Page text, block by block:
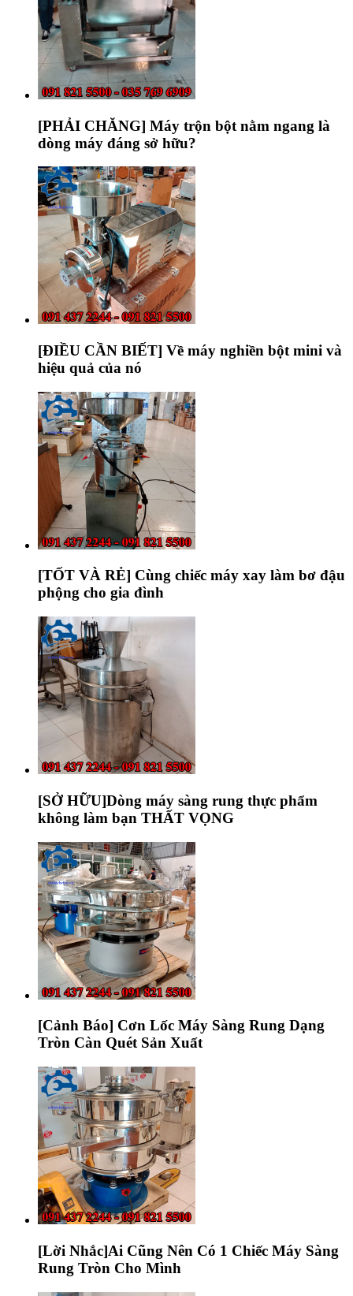
[PHẢI CHĂNG] Máy trộn bột nằm ngang là
dòng máy đáng sở hữu?
[ĐIỀU CẦN BIẾT] Về máy nghiền bột mini và
hiệu quả của nó
[TỐT VÀ RẺ] Cùng chiếc máy xay làm bơ đậu
phộng cho gia đình
[SỞ HỮU]Dòng máy sàng rung thực phẩm
không làm bạn THẤT VỌNG
[Cảnh Báo] Cơn Lốc Máy Sàng Rung Dạng
Tròn Càn Quét Sản Xuất
[Lời Nhắc]Ai Cũng Nên Có 1 Chiếc Máy Sàng
Rung Tròn Cho Mình